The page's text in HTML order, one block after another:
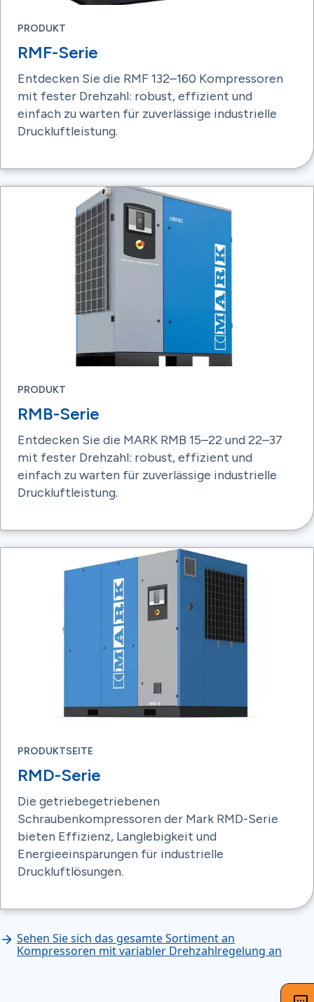
PRODUKT
RMF-Serie
Entdecken Sie die RMF 132–160 Kompressoren
mit fester Drehzahl: robust, effizient und
einfach zu warten für zuverlässige industrielle
Druckluftleistung.
PRODUKT
RMB-Serie
Entdecken Sie die MARK RMB 15–22 und 22–37
mit fester Drehzahl: robust, effizient und
einfach zu warten für zuverlässige industrielle
Druckluftleistung.
PRODUKTSEITE
RMD-Serie
Die getriebegetriebenen
Schraubenkompressoren der Mark RMD-Serie
bieten Effizienz, Langlebigkeit und
Energieeinsparungen für industrielle
Druckluftlösungen.
Sehen Sie sich das gesamte Sortiment an
Kompressoren mit variabler Drehzahlregelung an